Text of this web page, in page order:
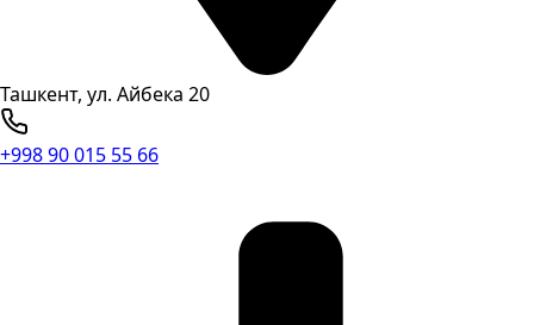
Ташкент, ул. Айбека 20
+998 90 015 55 66